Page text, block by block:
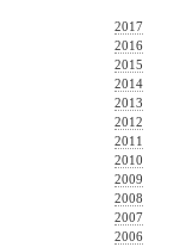
2017
2016
2015
2014
2013
2012
2011
2010
2009
2008
2007
2006